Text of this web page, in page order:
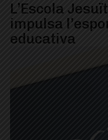
L’Escola
impulsa
educativa